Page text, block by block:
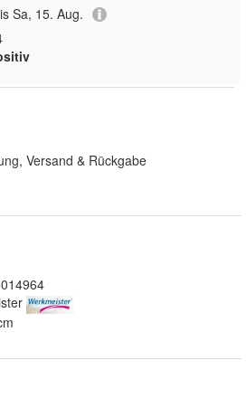
Sa, 15. Aug.
Versand & Rückgabe